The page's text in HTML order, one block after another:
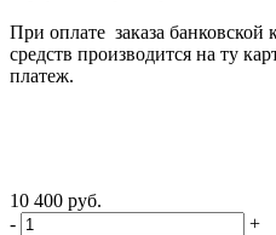
При оплате заказа банковской
средств производится на ту
платеж.
10 400 руб.
-
+